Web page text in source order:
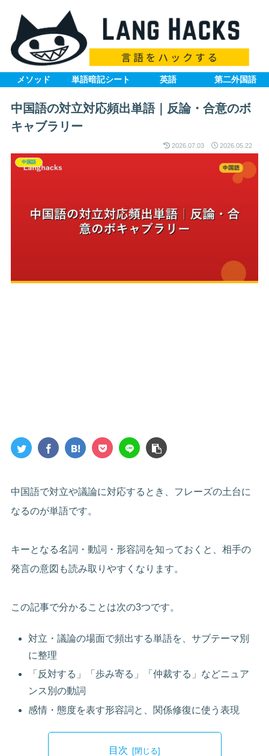
メソッド 単語暗記シート 英語 第二外国語
中国語の対立対応頻出単語｜反論・合意のボ
キャブラリー
2026.07.03 2026.05.22
中国語
中国語で対立や議論に対応するとき、フレーズの土台に
なるのが単語です。
キーとなる名詞・動詞・形容詞を知っておくと、相手の
発言の意図も読み取りやすくなります。
この記事で分かることは次の3つです。
対立・議論の場面で頻出する単語を、サブテーマ別
に整理
「反対する」「歩み寄る」「仲裁する」などニュア
ンス別の動詞
感情・態度を表す形容詞と、関係修復に使う表現
目次